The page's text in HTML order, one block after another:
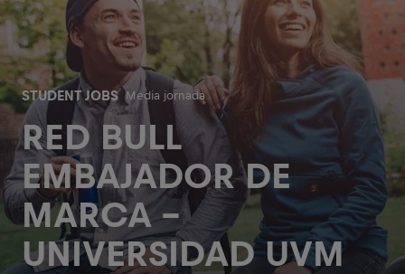
STUDENT JOBS Media jornada
RED BULL
EMBAJADOR DE
MARCA -
UNIVERSIDAD UVM